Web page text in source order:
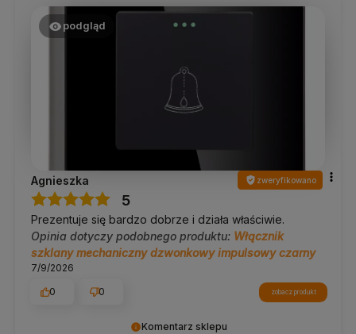
Komentarz sklepu
podgląd
Agnieszka zweryfikowano
5
Prezentuje się bardzo dobrze i działa właściwie.
Opinia dotyczy podobnego produktu: Włącznik
szklany mechaniczny dzwonkowy impulsowy czarny
7/9/2026
0
0 zobacz produkt